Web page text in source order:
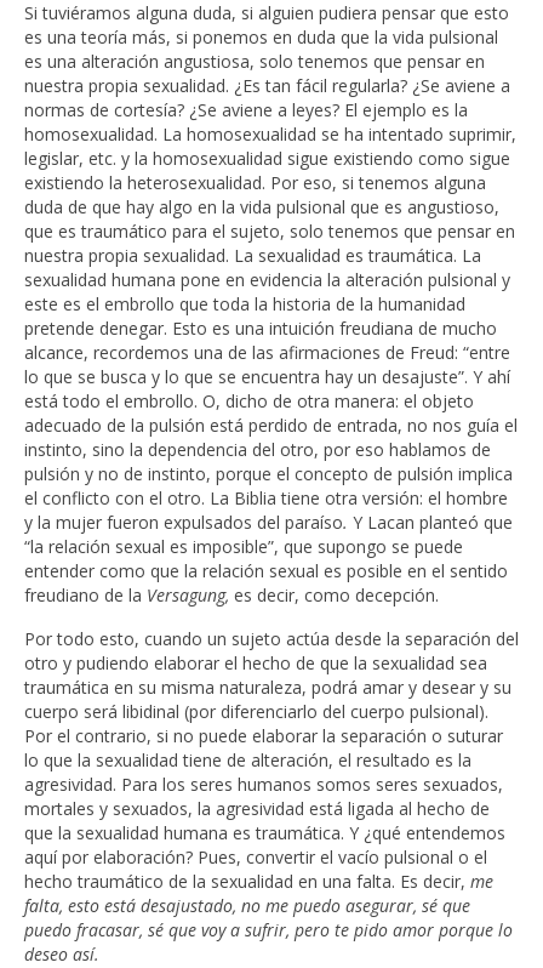
Si tuviéramos alguna duda, si alguien pudiera pensar que esto
es una teoría más, si ponemos en duda que la vida pulsional
es una alteración angustiosa, solo tenemos que pensar en
nuestra propia sexualidad. ¿Es tan fácil regularla? ¿Se aviene a
normas de cortesía? ¿Se aviene a leyes? El ejemplo es la
homosexualidad. La homosexualidad se ha intentado suprimir,
legislar, etc. y la homosexualidad sigue existiendo como sigue
existiendo la heterosexualidad. Por eso, si tenemos alguna
duda de que hay algo en la vida pulsional que es angustioso,
que es traumático para el sujeto, solo tenemos que pensar en
nuestra propia sexualidad. La sexualidad es traumática. La
sexualidad humana pone en evidencia la alteración pulsional y
este es el embrollo que toda la historia de la humanidad
pretende denegar. Esto es una intuición freudiana de mucho
alcance, recordemos una de las afirmaciones de Freud: “entre
lo que se busca y lo que se encuentra hay un desajuste”. Y ahí
está todo el embrollo. O, dicho de otra manera: el objeto
adecuado de la pulsión está perdido de entrada, no nos guía el
instinto, sino la dependencia del otro, por eso hablamos de
pulsión y no de instinto, porque el concepto de pulsión implica
el conflicto con el otro. La Biblia tiene otra versión: el hombre
y la mujer fueron expulsados del paraíso. Y Lacan planteó que
“la relación sexual es imposible”, que supongo se puede
entender como que la relación sexual es posible en el sentido
freudiano de la Versagung, es decir, como decepción.
Por todo esto, cuando un sujeto actúa desde la separación del
otro y pudiendo elaborar el hecho de que la sexualidad sea
traumática en su misma naturaleza, podrá amar y desear y su
cuerpo será libidinal (por diferenciarlo del cuerpo pulsional).
Por el contrario, si no puede elaborar la separación o suturar
lo que la sexualidad tiene de alteración, el resultado es la
agresividad. Para los seres humanos somos seres sexuados,
mortales y sexuados, la agresividad está ligada al hecho de
que la sexualidad humana es traumática. Y ¿qué entendemos
aquí por elaboración? Pues, convertir el vacío pulsional o el
hecho traumático de la sexualidad en una falta. Es decir, me
falta, esto está desajustado, no me puedo asegurar, sé que
puedo fracasar, sé que voy a sufrir, pero te pido amor porque lo
deseo así.